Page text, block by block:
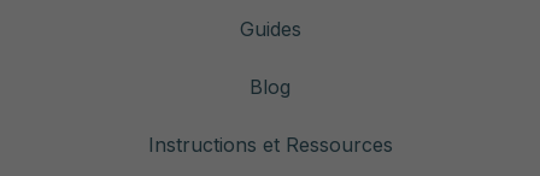
Guides
Blog
Instructions et Ressources